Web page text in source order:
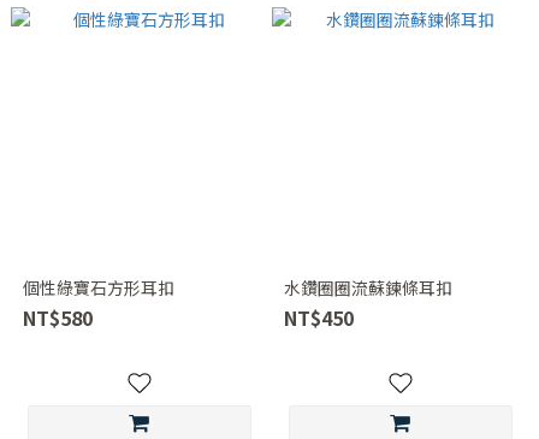
個性綠寶石方形耳扣
NT$580
水鑽圈圈流蘇鍊條耳扣
NT$450